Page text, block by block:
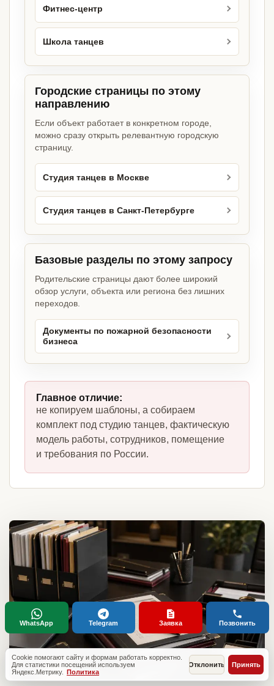
Фитнес-центр
Школа танцев
Городские страницы по этому
направлению
Если объект работает в конкретном городе,
можно сразу открыть релевантную городскую
страницу.
Студия танцев в Москве
Студия танцев в Санкт-Петербурге
Базовые разделы по этому запросу
Родительские страницы дают более широкий
обзор услуги, объекта или региона без лишних
переходов.
Документы по пожарной безопасности
бизнеса
Главное отличие:
не копируем шаблоны, а собираем
комплект под студию танцев, фактическую
модель работы, сотрудников, помещение
и требования по России.
Cookie помогают сайту и формам работать корректно.
Для статистики посещений используем
Яндекс.Метрику. Политика
Отклонить Принять
WhatsApp Telegram Заявка Позвонить